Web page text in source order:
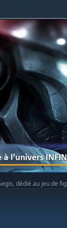
dédié au jeu de